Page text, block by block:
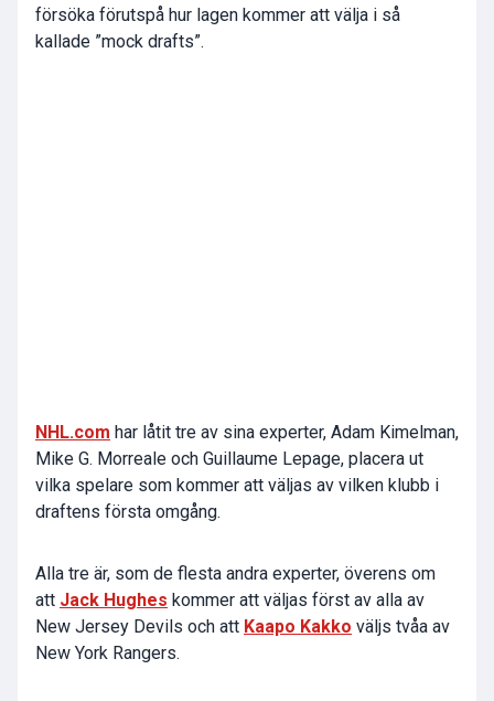
försöka förutspå hur lagen kommer att välja i så
kallade ”mock drafts”.
NHL.com har låtit tre av sina experter, Adam Kimelman,
Mike G. Morreale och Guillaume Lepage, placera ut
vilka spelare som kommer att väljas av vilken klubb i
draftens första omgång.
Alla tre är, som de flesta andra experter, överens om
att Jack Hughes kommer att väljas först av alla av
New Jersey Devils och att Kaapo Kakko väljs tvåa av
New York Rangers.